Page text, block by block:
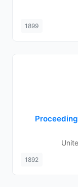
1899
1892